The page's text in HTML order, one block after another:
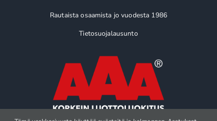
Rautaista osaamista jo vuodesta 1986
Tietosuojalausunto